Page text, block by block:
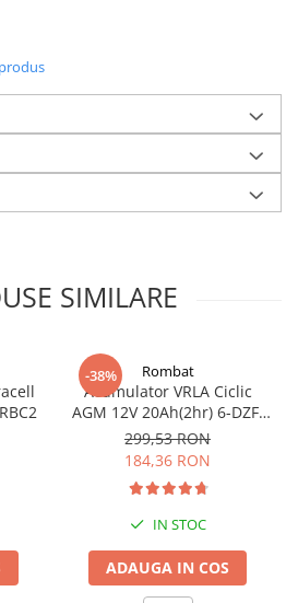
mm
kg
5 ani
-15°C pana la 50°C pentru
la 40°C pentru incarcare si depozitare
pentru aplicatii de alimentare de
sisteme de securitate si alte
SIMILARE
-38% Rombat
Acumulator VRLA Ciclic
AGM 12V 20Ah(2hr) 6-DZF-
20 / 6-DZM-20 pentru
biciclete electrice
299,53 RON
184,36 RON
IN STOC
ADAUGA IN COS